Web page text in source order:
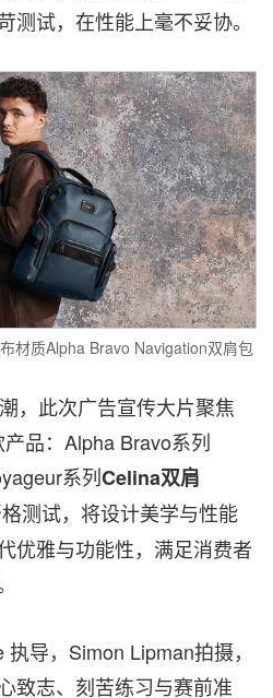
测试，在性能上毫不妥协。
材质Alpha Bravo Navigation双肩包
，此次广告宣传大片聚焦
品：Alpha Bravo系列
系列Celina双肩
测试，将设计美学与性能
优雅与功能性，满足消费者
导，Simon Lipman拍摄，
致志、刻苦练习与赛前准